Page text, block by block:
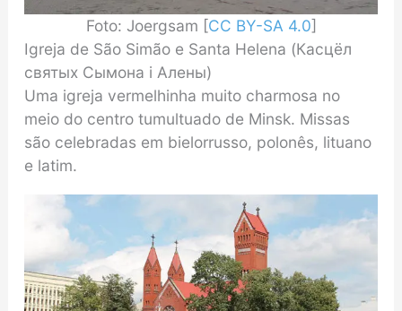
Foto: Joergsam [CC BY-SA 4.0]
Igreja de São Simão e Santa Helena (Касцёл
святых Сымона і Алены)
Uma igreja vermelhinha muito charmosa no
meio do centro tumultuado de Minsk. Missas
são celebradas em bielorrusso, polonês, lituano
e latim.